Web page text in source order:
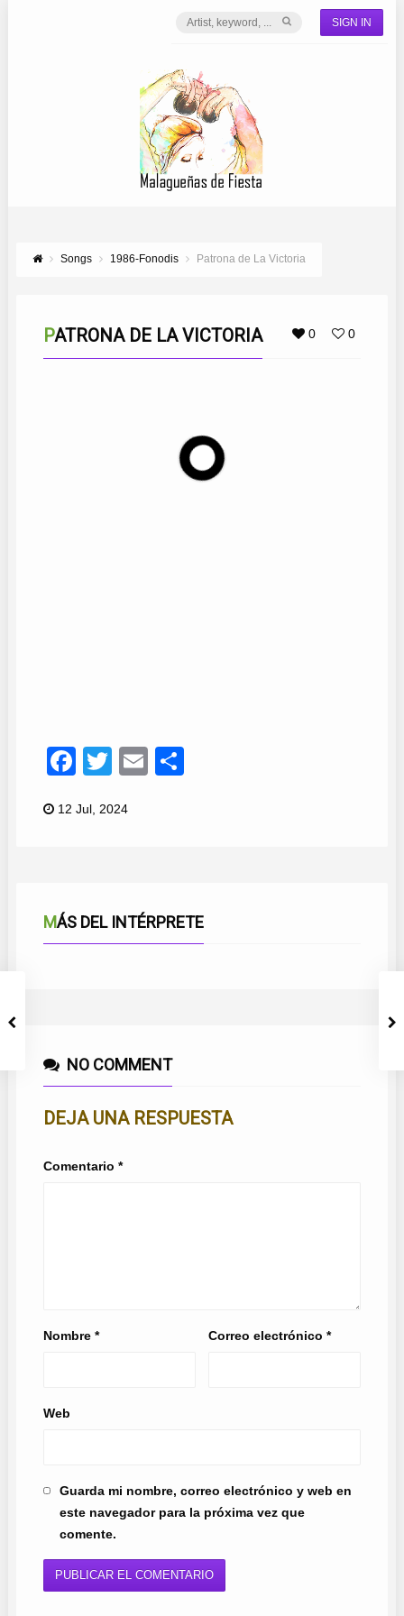
SIGN IN
Songs 1986-Fonodis Patrona de La Victoria
0 0
PATRONA DE LA VICTORIA
Facebook
TwitterEmail
12 Jul, 2024
MÁS DEL INTÉRPRETE
NO COMMENT
DEJA UNA RESPUESTA
Comentario *
Nombre * Correo electrónico*
Web
Guarda mi nombre, correo electrónico y web en
este navegador para la próxima vez que
comente.